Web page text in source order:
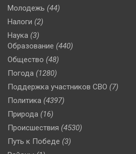
Молодежь (44)
Налоги (2)
Наука (3)
Образование (440)
Общество (48)
Погода (1280)
Поддержка участников СВО (7)
Политика (4397)
Природа (16)
Происшествия (4530)
Путь к Победе (3)